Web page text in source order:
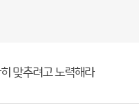
맞추려고 노력해라